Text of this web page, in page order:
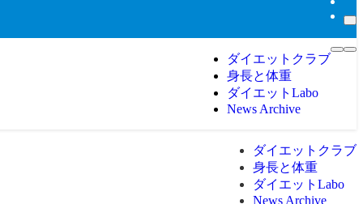
ダイエットクラブ
身長と体重
ダイエットLabo
News Archive
ダイエットクラブ
身長と体重
ダイエットLabo
News Archive